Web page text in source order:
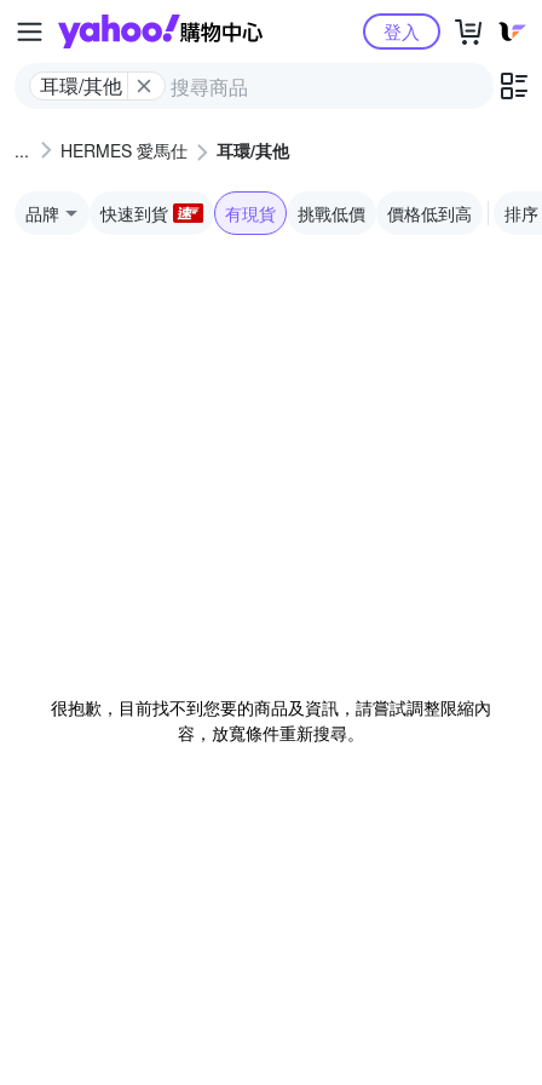
Yahoo購物中心
耳環/其他
登入
HERMES 愛馬仕 耳環/其他
品牌 快速到貨 有現貨 挑戰低價 價格低到高 排序
很抱歉，目前找不到您要的商品及資訊，請嘗試調整限縮內
容，放寬條件重新搜尋。